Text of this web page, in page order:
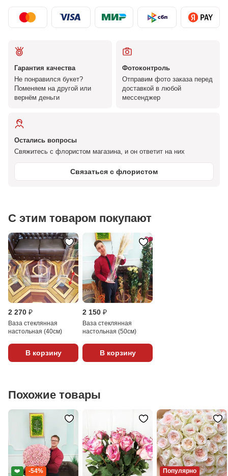
Гарантия качества
Не понравился букет?
Поменяем на другой или
вернём деньги
Фотоконтроль
Отправим фото заказа перед
доставкой в любой
мессенджер
Остались вопросы
Свяжитесь с флористом магазина, и он ответит на них
Связаться с флористом
С этим товаром покупают
2 270 ₽
Ваза стеклянная
настольная (40см)
В корзину
2 150 ₽
Ваза стеклянная
настольная (50см)
В корзину
Похожие товары
❤️ -54% Популярно